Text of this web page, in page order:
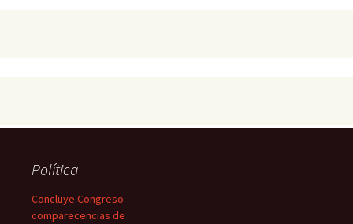
Política
Concluye Congreso
comparecencias de